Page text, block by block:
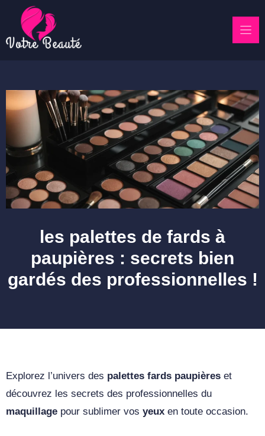
content
les palettes de fards à
paupières : secrets bien
gardés des professionnelles !
Explorez l’univers des palettes fards paupières et
découvrez les secrets des professionnelles du
maquillage pour sublimer vos yeux en toute occasion.